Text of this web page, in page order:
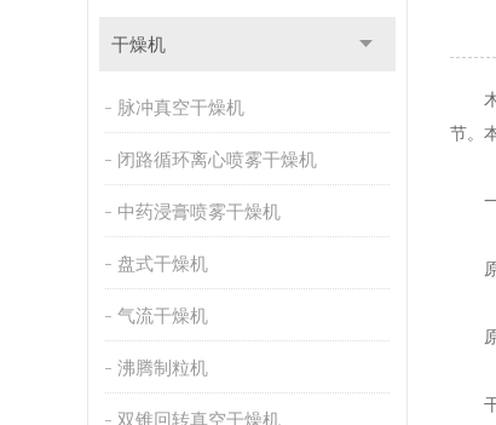
干燥机
脉冲真空干燥机
闭路循环离心喷雾干燥机
中药浸膏喷雾干燥机
盘式干燥机
气流干燥机
沸腾制粒机
双锥回转真空干燥机
木
节。
一
原
原
干